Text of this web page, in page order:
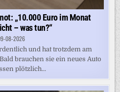
„10.000 Euro im Monat
– was tun?“
08-2026
und hat trotzdem am
brauchen sie ein neues Auto
plötzlich...